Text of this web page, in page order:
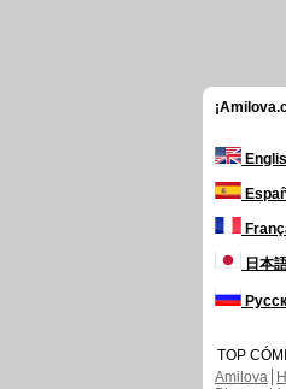
日本
TOP
Amilova